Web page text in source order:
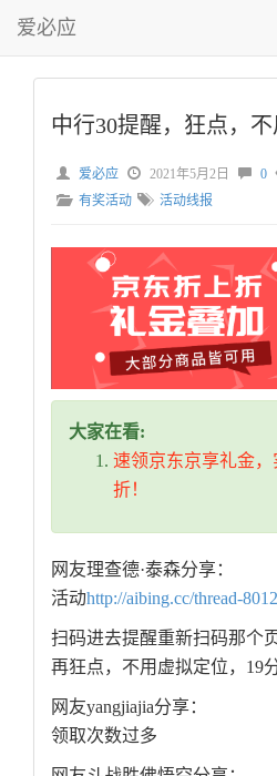
爱必应
中行30提醒，狂点，
爱必应 2021年5月2日 0
有奖活动
活动线报
大家在看:
速领京东京享礼金
折！
网友理查德·泰森分享：
活动http://aibing.cc/thread-
扫码进去提醒重新扫码那个
再狂点，不用虚拟定位，19
网友yangjiajia分享：
领取次数过多